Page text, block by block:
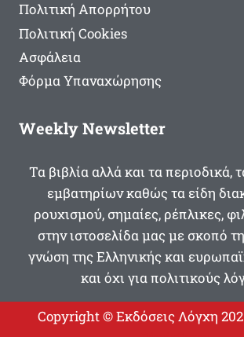
Πολιτική Απορρήτου
Πολιτική Cookies
Ασφάλεια
Φόρμα Υπαναχώρησης
Weekly Newsletter
Τα βιβλία αλλά και τα περιοδικά,
εμβατηρίων καθώς τα είδη
ρουχισμού, σημαίες, ρέπλικες,
στην ιστοσελίδα μας με σκοπό
γνώση της Ελληνικής και
και όχι για πολιτικούς
Copyright © Εκδόσεις Λόγχη